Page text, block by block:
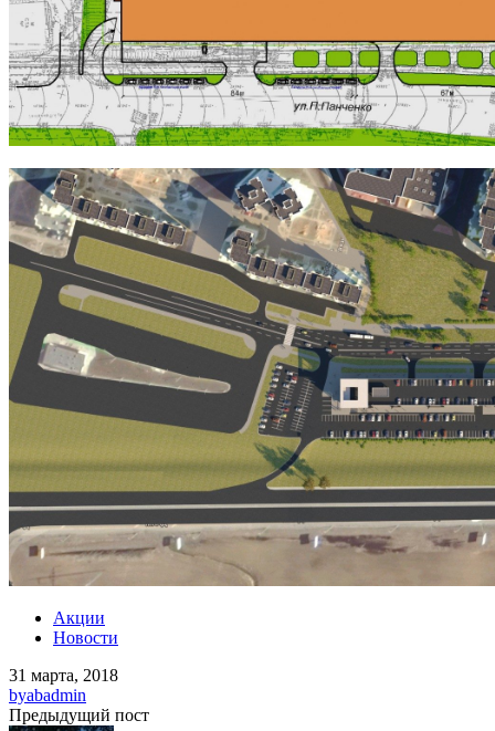
Акции
Новости
31 марта, 2018
byabadmin
Предыдущий пост